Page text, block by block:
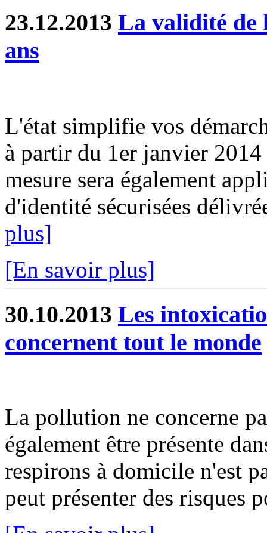
23.12.2013 La validité de
ans
L'état simplifie vos
à partir du 1er janvier
mesure sera également
d'identité sécurisées
plus]
[En savoir plus]
30.10.2013 Les
concernent tout le monde
La pollution ne concerne
également être présente
respirons à domicile n'est
peut présenter des risques